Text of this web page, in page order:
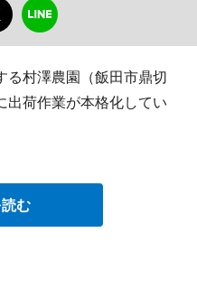
る村澤農園（飯田市鼎切
出荷作業が本格化してい
む